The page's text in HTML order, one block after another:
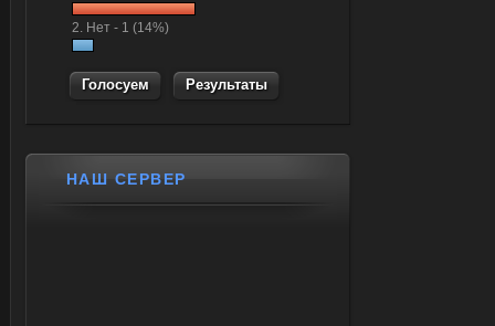
2. Нет - 1 (14%)
Результаты
НАШ СЕРВЕР